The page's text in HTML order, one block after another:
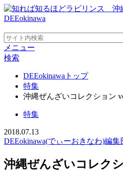
メニュー
検索
DEEokinawaトップ
特集
沖縄ぜんざいコレクション
特集
2018.07.13
DEEokinawa(でぃーおきなわ)編集
沖縄ぜんざいコレク